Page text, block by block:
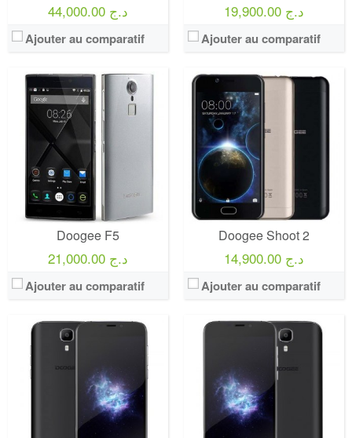
44,000.00 د.ج
Ajouter au comparatif
19,900.00 د.ج
Ajouter au comparatif
Doogee F5
21,000.00 د.ج
Ajouter au comparatif
Doogee Shoot 2
14,900.00 د.ج
Ajouter au comparatif